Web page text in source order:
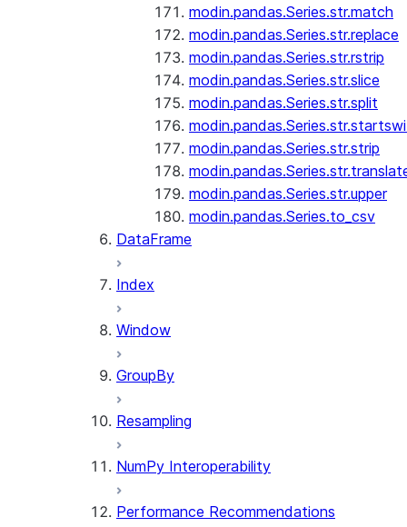
modin.pandas.Series.str.match
modin.pandas.Series.str.replace
modin.pandas.Series.str.rstrip
modin.pandas.Series.str.slice
modin.pandas.Series.str.split
modin.pandas.Series.str.strip
modin.pandas.Series.str.upper
modin.pandas.Series.to_csv
DataFrame
Index
Window
GroupBy
Resampling
NumPy Interoperability
Performance Recommendations